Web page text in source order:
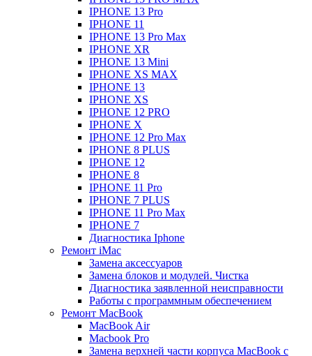
IPHONE 13 Pro
IPHONE 11
IPHONE 13 Pro Max
IPHONE XR
IPHONE 13 Mini
IPHONE XS MAX
IPHONE 13
IPHONE XS
IPHONE 12 PRO
IPHONE X
IPHONE 12 Pro Max
IPHONE 8 PLUS
IPHONE 12
IPHONE 8
IPHONE 11 Pro
IPHONE 7 PLUS
IPHONE 11 Pro Max
IPHONE 7
Диагностика Iphone
Ремонт iMac
Замена аксессуаров
Замена блоков и модулей. Чистка
Диагностика заявленной неисправности
Работы с программным обеспечением
Ремонт MacBook
MacBook Air
Macbook Pro
Замена верхней части корпуса MacBook с